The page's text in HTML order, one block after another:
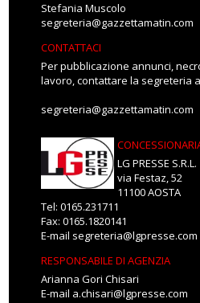
Stefania Muscolo
segreteria@gazzettamatin.com
CONTATTACI
Per pubblicazione annunci,
lavoro, contattare la segreteria
segreteria@gazzettamatin.com
LG PRESSE S.R.L.
via Festaz, 52
11100 AOSTA
Tel: 0165.231711
Fax: 0165.1820141
E-mail segreteria@lgpresse.com
RESPONSABILE DI AGENZIA
Arianna Gori Chisari
E-mail a.chisari@lgpresse.com